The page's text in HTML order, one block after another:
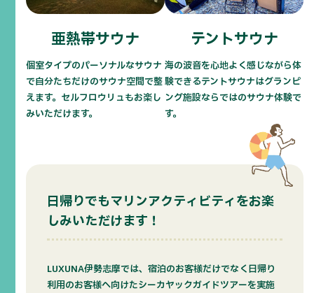
亜熱帯サウナ
個室タイプのパーソナルなサウナ
で自分たちだけのサウナ空間で整
えます。セルフロウリュもお楽し
みいただけます。
テントサウナ
海の波音を心地よく感じながら体
験できるテントサウナはグランピ
ング施設ならではのサウナ体験で
す。
日帰りでもマリンアクティビティをお楽
しみいただけます！
LUXUNA伊勢志摩では、宿泊のお客様だけでなく日帰り
利用のお客様へ向けたシーカヤックガイドツアーを実施